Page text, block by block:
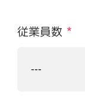
従業員数 *